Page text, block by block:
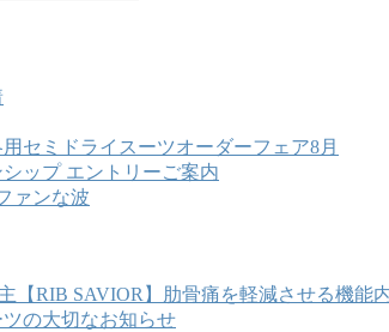
セミドライスーツオーダーフェア8月
ップ エントリーご案内
ァンな波
【RIB SAVIOR】肋骨痛を軽減させる機能
の大切なお知らせ